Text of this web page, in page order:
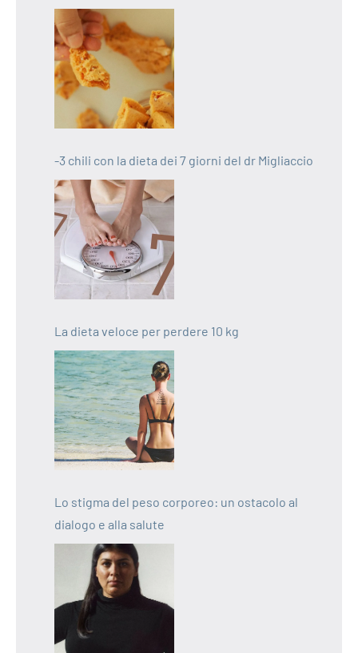
-3 chili con la dieta dei 7 giorni del dr Migliaccio
La dieta veloce per perdere 10 kg
Lo stigma del peso corporeo: un ostacolo al
dialogo e alla salute